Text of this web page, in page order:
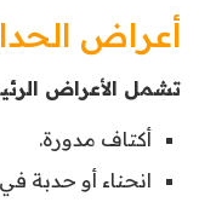
أعراض
تشمل الأعراض
أكتاف مدورة.
انحناء أو حدبة